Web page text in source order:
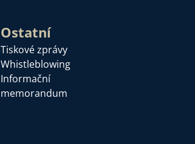
Ostatní
Tiskové zprávy
Whistleblowing
Informační
memorandum